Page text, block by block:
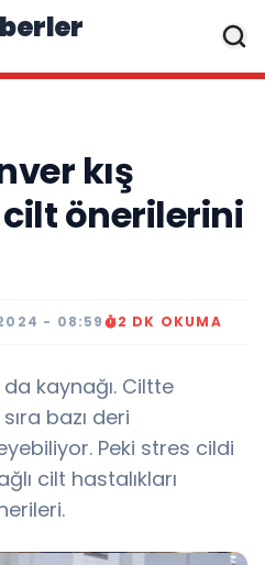
kış
önerilerini
- 08:59 2 DK OKUMA
kaynağı. Ciltte
bazı deri
Peki stres cildi
cilt hastalıkları